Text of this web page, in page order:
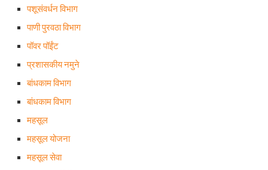
पशूसंवर्धन विभाग
पाणी पुरवठा विभाग
पॉवर पॉईंट
प्रशासकीय नमुने
बांधकाम विभाग
बांधकाम विभाग
महसूल
महसूल योजना
महसूल सेवा